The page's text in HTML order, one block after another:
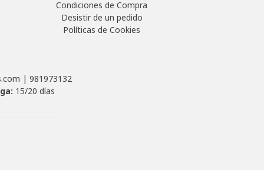
Condiciones de Compra
Desistir de un pedido
Políticas de Cookies
|981973132
15/20 días